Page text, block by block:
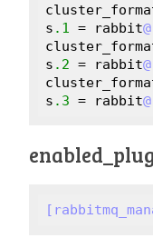
s .1 = rabbit
s .2 = rabbit
s .3 = rabbit